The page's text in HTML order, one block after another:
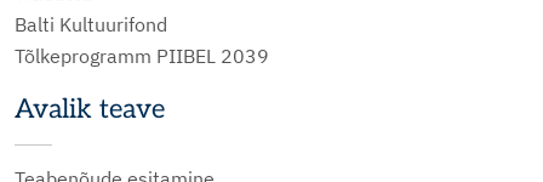
Balti Kultuurifond
Tõlkeprogramm PIIBEL 2039
Avalik teave